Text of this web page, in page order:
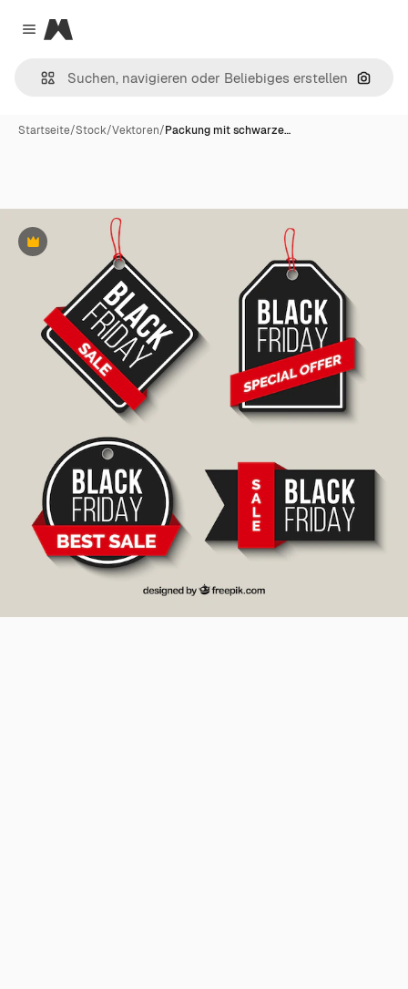
Close menu
Magnific
Nach
Startseite/Stock/Vektoren/Packung mit schwarze…
Premium